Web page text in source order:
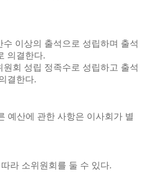
이상의 출석으로 성립하며 출석
의결한다.
회 성립 정족수로 성립하고 출석
결한다.
예산에 관한 사항은 이사회가 별
라 소위원회를 둘 수 있다.